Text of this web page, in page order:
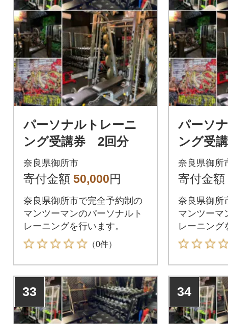
パーソナルトレーニ
ング受講券 2回分
奈良県御所市
寄付金額 50,000円
奈良県御所市で完全予約制の
マンツーマンのパーソナルト
レーニングを行います。
（0件）
パーソ
ング受
奈良県御所
寄付金額
奈良県御所
マンツーマ
レーニング
33 34